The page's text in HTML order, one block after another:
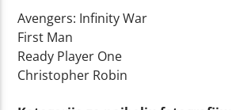
Avengers: Infinity War
First Man
Ready Player One
Christopher Robin